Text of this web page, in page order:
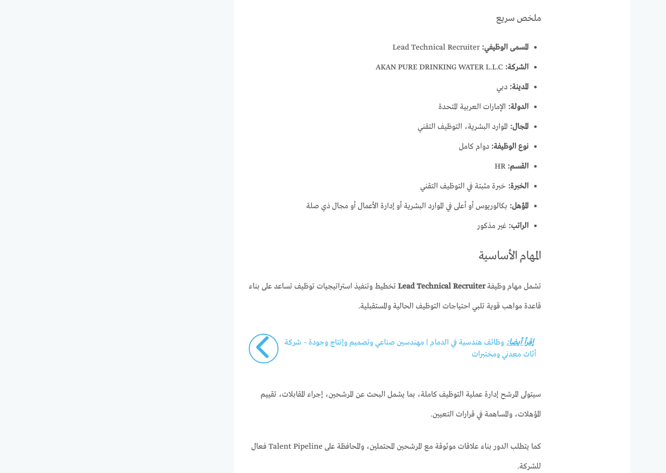
ملخص سريع
المسمى الوظيفي: Lead Technical Recruiter
الشركة:
المدينة: دبي
الدولة: الإمارات العربية المتحدة
المجال: الموارد البشرية، التوظيف التقني
نوع الوظيفة: دوام كامل
القسم: HR
الخبرة: خبرة مثبتة في التوظيف التقني
المؤهل: بكالوريوس أو أعلى في الموارد البشرية أو إدارة الأعمال أو مجال ذي صلة
الراتب: غير مذكور
المهام الأساسية
تشمل مهام وظيفةLead Technical Recruiterتخطيط وتنفيذ استراتيجيات توظيف تساعد على بناء
قاعدة مواهب قوية تلبي احتياجات التوظيف الحالية والمستقبلية.
إقرأ أيضا: وظائف هندسية في الدمام | مهندسين صناعي وتصميم وإنتاج وجودة – شركة
أثاث معدني ومختبرات
سيتولى المرشح إدارة عملية التوظيف كاملة، بما يشمل البحث عن المرشحين، إجراء المقابلات، تقييم
المؤهلات، والمساهمة في قرارات التعيين.
كما يتطلب الدور بناء علاقات موثوقة مع المرشحين المحتملين، والمحافظة على Talent Pipeline فعال
للشركة.